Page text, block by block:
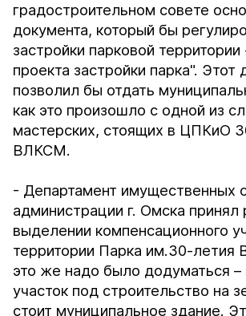
градостроительном совете
документа, который бы
застройки парковой территории
проекта застройки парка". Этот
позволил бы отдать
как это произошло с одной из
мастерских, стоящих в ЦПКиО
ВЛКСМ.
- Департамент имущественных
администрации г. Омска
выделении компенсационного
территории Парка им.30-
это же надо было додуматься –
участок под строительство на
стоит муниципальное здание.